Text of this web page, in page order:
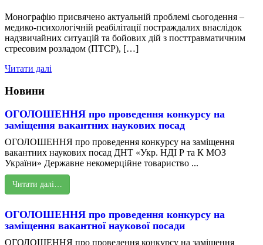
Монографію присвячено актуальній проблемі сьогодення –
медико-психологічній реабілітації постраждалих внаслідок
надзвичайних ситуацій та бойових дій з посттравматичним
стресовим розладом (ПТСР), […]
Читати далі
Новини
ОГОЛОШЕННЯ про проведення конкурсу на
заміщення вакантних наукових посад
ОГОЛОШЕННЯ про проведення конкурсу на заміщення
вакантних наукових посад ДНТ «Укр. НДІ Р та К МОЗ
України» Державне некомерційне товариство ...
Читати далі…
ОГОЛОШЕННЯ про проведення конкурсу на
заміщення вакантної наукової посади
ОГОЛОШЕННЯ про проведення конкурсу на заміщення